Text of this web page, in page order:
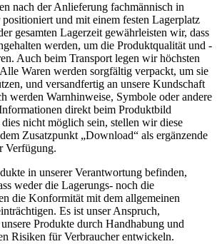
nach der Anlieferung fachmännisch in
positioniert und mit einem festen Lagerplatz
gesamten Lagerzeit gewährleisten wir, dass
werden, um die Produktqualität und -
Auch beim Transport legen wir höchsten
Waren werden sorgfältig verpackt, um sie
und versandfertig an unsere Kundschaft
werden Warnhinweise, Symbole oder andere
direkt beim Produktbild
nicht möglich sein, stellen wir diese
Zusatzpunkt „Download“ als ergänzende
Verfügung.
in unserer Verantwortung befinden,
weder die Lagerungs- noch die
die Konformität mit dem allgemeinen
Es ist unser Anspruch,
Produkte durch Handhabung und
Risiken für Verbraucher entwickeln.